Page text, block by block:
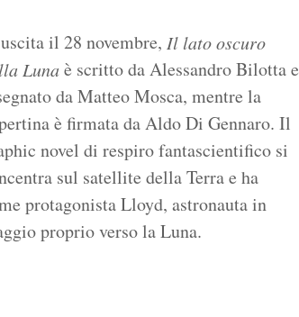
il 28 novembre, Il lato oscuro
Lunaè scritto da Alessandro Bilotta e
da Matteo Mosca, mentre la
è firmata da Aldo Di Gennaro. Il
novel di respiro fantascientifico si
sul satellite della Terra e ha
protagonista Lloyd, astronauta in
proprio verso la Luna.